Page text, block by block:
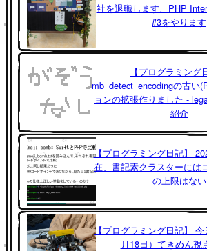
社を退職します、PHP
#3をやります
【プログラミング
mb_detect_encodingの古い
ョンの拡張作りました -
紹介
【プログラミング日記】
在、書記素クラスターには
の上限はない
【プログラミング日記】
月18日）てきめん視